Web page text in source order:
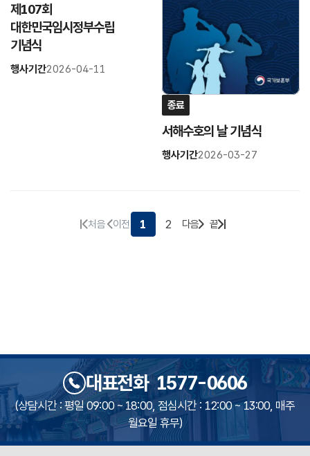
제107회
대한민국임시정부수립
기념식
행사기간2026-04-11
종료
서해수호의 날 기념식
행사기간2026-03-27
처음 이전 1 2 다음 끝
대표전화1577-0606
(상담시간 : 평일 09:00 ~ 18:00, 점심시간 : 12:00 ~ 13:00, 매주
월요일 휴무)